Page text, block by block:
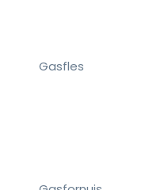
Gasfles